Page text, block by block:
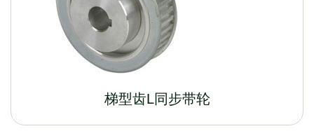
梯型齿L同步带轮